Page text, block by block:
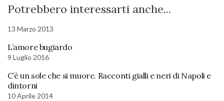
Potrebbero interessarti anche...
13 Marzo 2013
L’amore bugiardo
9 Luglio 2016
C’è un sole che si muore. Racconti gialli e neri di Napoli e
dintorni
10 Aprile 2014